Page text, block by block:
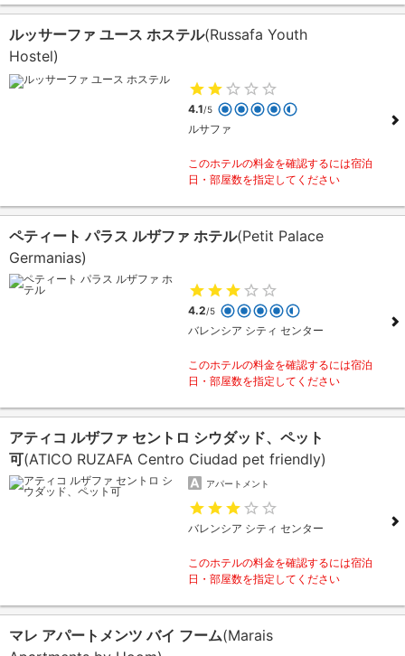
ルッサーファ ユース ホステル(Russafa Youth
Hostel)
4.1/5
ルサファ
このホテルの料金を確認するには宿泊
日・部屋数を指定してください
ペティート パラス ルザファ ホテル(Petit Palace
Germanias)
4.2/5
バレンシア シティ センター
このホテルの料金を確認するには宿泊
日・部屋数を指定してください
アティコ ルザファ セントロ シウダッド、ペット
可(ATICO RUZAFA Centro Ciudad pet friendly)
アパートメント
バレンシア シティ センター
このホテルの料金を確認するには宿泊
日・部屋数を指定してください
マレ アパートメンツ バイ フーム(Marais